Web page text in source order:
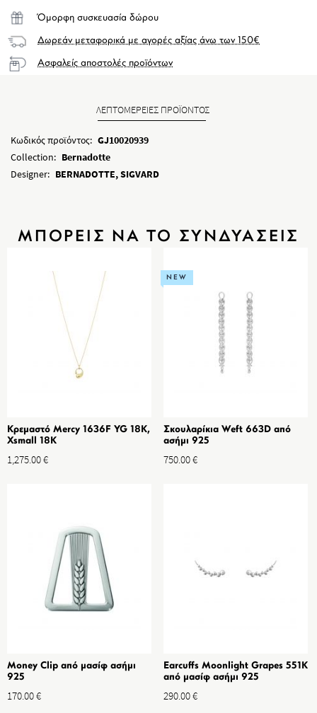
Όμορφη συσκευασία δώρου
Δωρεάν μεταφορικά με αγορές αξίας άνω των 150€
Ασφαλείς αποστολές προϊόντων
ΛΕΠΤΟΜΕΡΕΙΕΣ ΠΡΟΪΟΝΤΟΣ
Κωδικός προϊόντος: GJ10020939
Collection: Bernadotte
Designer: BERNADOTTE, SIGVARD
ΜΠΟΡΕΙΣ ΝΑ ΤΟ ΣΥΝΔΥΑΣΕΙΣ
Κρεμαστό Mercy 1636F YG 18K,
Xsmall 18K
1,275.00€
NEW
Σκουλαρίκια Weft 663D από
ασήμι 925
750.00€
Money Clip από μασίφ ασήμι
925
170.00€
Earcuffs Moonlight Grapes 551K
από μασίφ ασήμι 925
290.00€